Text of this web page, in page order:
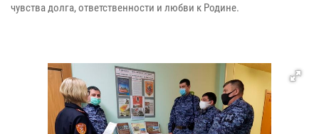
чувства долга, ответственности и любви к Родине.